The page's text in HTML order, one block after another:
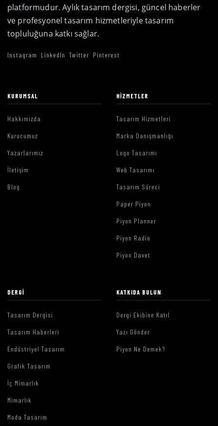
platformudur. Aylık tasarım dergisi, güncel haberler
ve profesyonel tasarım hizmetleriyle tasarım
topluluğuna katkı sağlar.
Instagram LinkedIn Twitter Pinterest
KURUMSAL
Hakkımızda
Kurucumuz
Yazarlarımız
İletişim
Blog
HIZMETLER
Tasarım Hizmetleri
Marka Danışmanlığı
Logo Tasarımı
Web Tasarımı
Tasarım Süreci
Paper Piyon
Piyon Planner
Piyon Radio
Piyon Davet
DERGI
Tasarım Dergisi
Tasarım Haberleri
Endüstriyel Tasarım
Grafik Tasarım
İç Mimarlık
Mimarlık
Moda Tasarım
KATKIDA BULUN
Dergi Ekibine Katıl
Yazı Gönder
Piyon Ne Demek?